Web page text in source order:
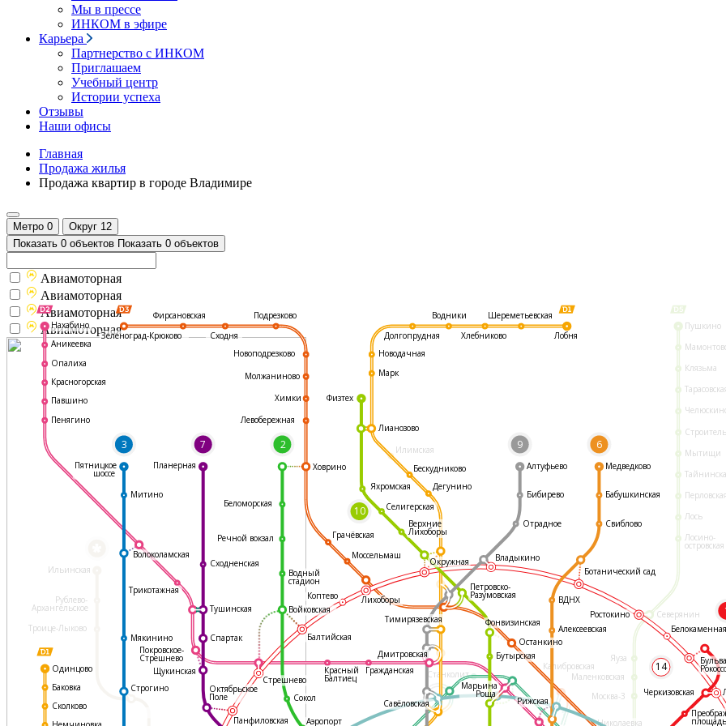
Мы в прессе
ИНКОМ в эфире
Карьера
Партнерство с ИНКОМ
Приглашаем
Учебный центр
Истории успеха
Отзывы
Наши офисы
Главная
Продажа жилья
Продажа квартир в городе Владимире
Метро 0 Округ 12
Показать 0 объектов Показать 0 объектов
Илимская
Пушкино
Клязьма
Мытищи
Лось
Лосино-
островская
Северянин
Яуза
Маленковская
Москва-3
Николаевка
Ильинская
Рублево-
Архангельское
Троице-Лыково
Калибровская
Станколит
3 7
14
2 9 6
10
Фирсановская
Сходня
Подрезково
Новоподрезково
Молжаниново
Химки
Левобережная
Ховрино
Грачёвская
Моссельмаш
Останкино
Медведково
Бабушкинская
Свиблово
ВДНХ
Алексеевская
Рижская
Аэропорт
Сокол
Красный
Балтиец
Гражданская
Дмитровская
Коптево Лихоборы
Балтийская
Войковская
Водный
стадион
Сходненская
Трикотажная
Волоколамская
Тушинская
Мякинино
Строгино
Митино
Нахабино
Аникеевка
Опалиха
Красногорская
Павшино
Пенягино
Одинцово
Баковка
Сколково
Пятницкое
шоссе
Планерная
Спартак
Стрешнево
Щукинская
Октябрьское
Поле
Панфиловская
Окружная
Дегунино
Бескудниково
Верхние
Лихоборы
Селигерская
Физтех
Яхромская
Марк
Лианозово
Новодачная
Речной вокзал
Беломорская
Долгопрудная
Водники
Хлебниково
Шереметьевская
Лобня
Тимирязевская
Марьина
Роща
Савёловская
Фонвизинская
Бутырская
Петровско-
Разумовская
Покровское-
Стрешнево
Бибирево
Отрадное
Владыкино
Ботанический сад
Алтуфьево
Ростокино
Черкизовская
площадь
Зеленоград-Крюково
Авиамоторная
Авиамоторная
Авиамоторная
Авиамоторная